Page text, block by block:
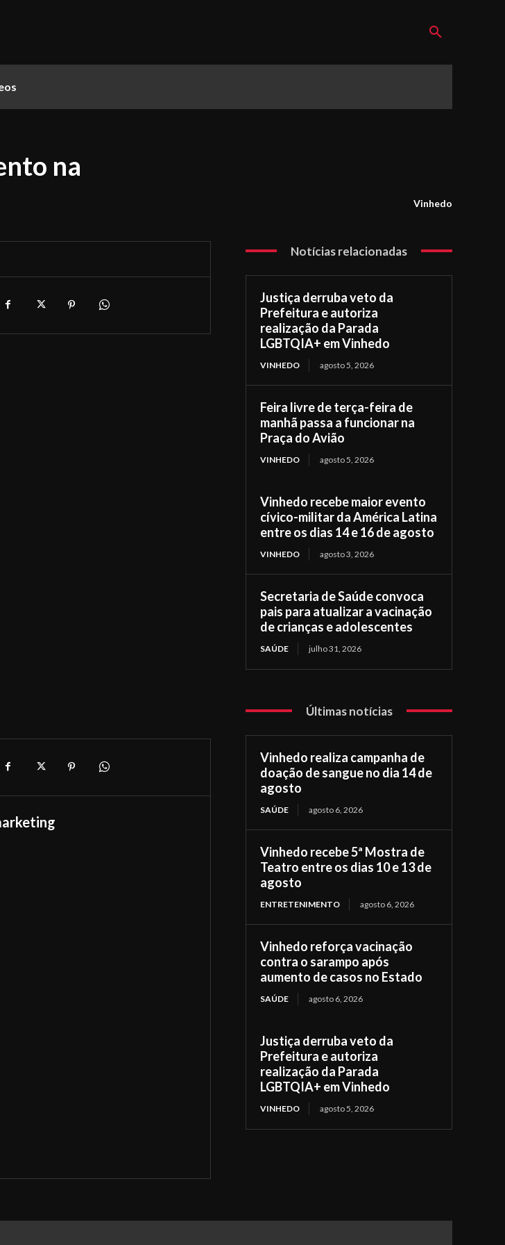
na
Vinhedo
Notícias relacionadas
Justiça derruba veto da
Prefeitura e autoriza
realização da Parada
LGBTQIA+ em Vinhedo
VINHEDO agosto 5, 2026
Feira livre de terça-feira de
manhã passa a funcionar na
Praça do Avião
VINHEDO agosto 5, 2026
Vinhedo recebe maior evento
cívico-militar da América Latina
entre os dias 14 e 16 de agosto
VINHEDO agosto 3, 2026
Secretaria de Saúde convoca
pais para atualizar a vacinação
de crianças e adolescentes
SAÚDE julho 31, 2026
Últimas notícias
Vinhedo realiza campanha de
doação de sangue no dia 14 de
agosto
SAÚDE agosto 6, 2026
Vinhedo recebe 5ª Mostra de
Teatro entre os dias 10 e 13 de
agosto
ENTRETENIMENTO agosto 6, 2026
Vinhedo reforça vacinação
contra o sarampo após
aumento de casos no Estado
SAÚDE agosto 6, 2026
Justiça derruba veto da
Prefeitura e autoriza
realização da Parada
LGBTQIA+ em Vinhedo
VINHEDO agosto 5, 2026